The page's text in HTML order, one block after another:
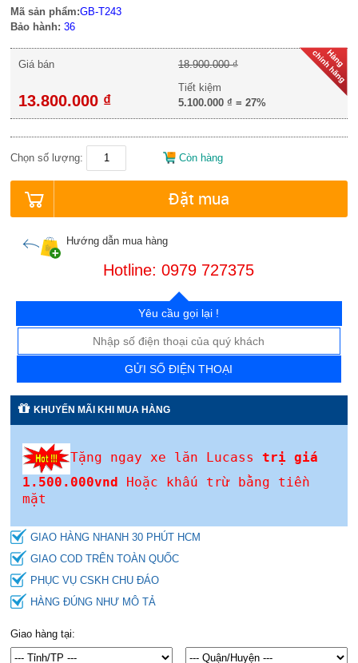
Mã sản phẩm:GB-T243
Bảo hành:36
Giá bán
13.800.000 ₫
18.900.000 ₫
Tiết kiệm
5.100.000 ₫ = 27%
Chọn số lượng: Còn hàng
Đặt mua
Hướng dẫn mua hàng
Hotline: 0979 727375
Yêu cầu gọi lại !
GỬI SỐ ĐIỆN THOẠI
KHUYẾN MÃI KHI MUA HÀNG
Tặng ngay xe lăn Lucasstrị giá
1.500.000vnd Hoặc khấu trừ bằng tiền
mặt
GIAO HÀNG NHANH 30 PHÚT HCM
GIAO COD TRÊN TOÀN QUỐC
PHỤC VỤ CSKH CHU ĐÁO
HÀNG ĐÚNG NHƯ MÔ TẢ
Giao hàng tại: